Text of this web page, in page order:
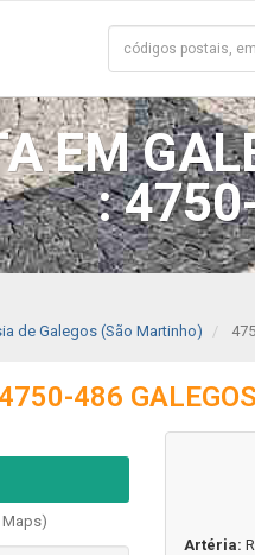
EM
:
de Galegos (São Martinho)
4750-486
Artéria: